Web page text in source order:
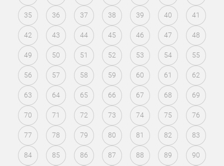
35 36 37 38 39 40 41
42 43 44 45 46 47 48
49 50 51 52 53 54 55
56 57 58 59 60 61 62
63 64 65 66 67 68 69
70 71 72 73 74 75 76
77 78 79 80 81 82 83
84 85 86 87 88 89 90